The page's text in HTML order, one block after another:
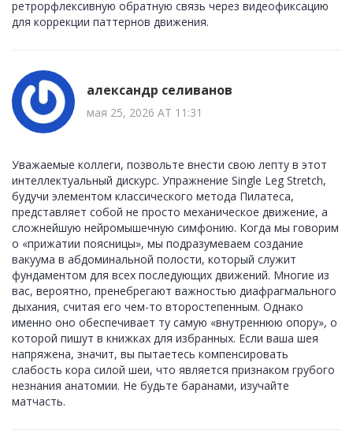
ретрорфлексивную обратную связь через видеофиксацию
для коррекции паттернов движения.
александр селиванов
мая 25, 2026 AT 11:31
Уважаемые коллеги, позвольте внести свою лепту в этот
интеллектуальный дискурс. Упражнение Single Leg Stretch,
будучи элементом классического метода Пилатеса,
представляет собой не просто механическое движение, а
сложнейшую нейромышечную симфонию. Когда мы говорим
о «прижатии поясницы», мы подразумеваем создание
вакуума в абдоминальной полости, который служит
фундаментом для всех последующих движений. Многие из
вас, вероятно, пренебрегают важностью диафрагмального
дыхания, считая его чем-то второстепенным. Однако
именно оно обеспечивает ту самую «внутреннюю опору», о
которой пишут в книжках для избранных. Если ваша шея
напряжена, значит, вы пытаетесь компенсировать
слабость кора силой шеи, что является признаком грубого
незнания анатомии. Не будьте баранами, изучайте
матчасть.